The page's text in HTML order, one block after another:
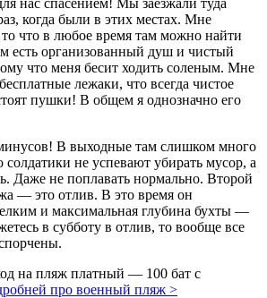
когда были в этих местах. Мне
то что в любое время там можно найти
есть организованный душ и чистый
что меня бесит ходить соленым. Мне
лежаки, что всегда чистое
пушки! В общем я однозначно его
В выходные там слишком много
солдатики не успевают убирать мусор, а
Даже не поплавать нормально. Второй
— это отлив. В это время он
и максимальная глубина бухты —
в субботу в отлив, то вообще все
на пляж платный — 100 бат с
про военный пляж >